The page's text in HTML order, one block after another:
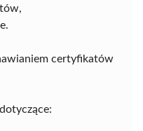
certyfikatów